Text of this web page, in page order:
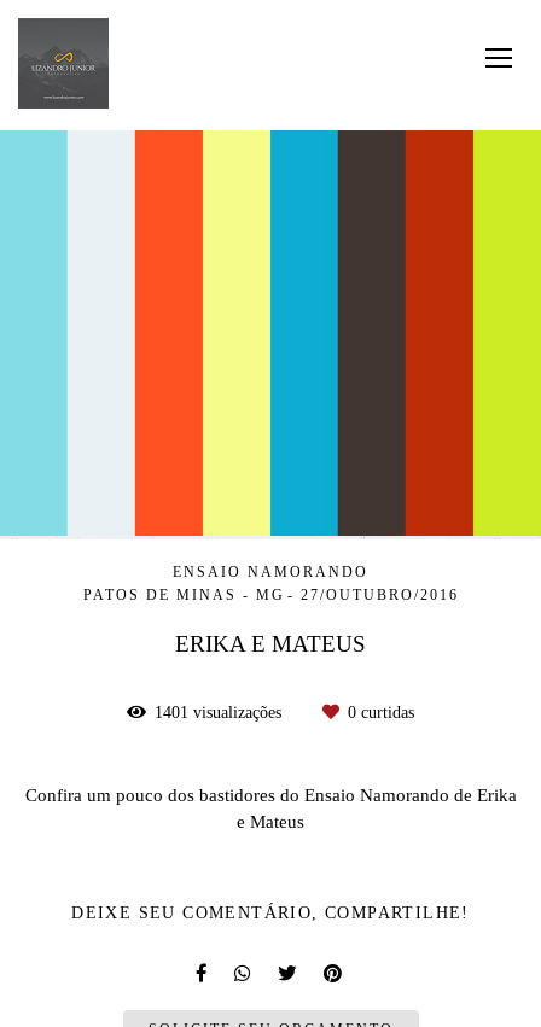
ENSAIO NAMORANDO
PATOS DE MINAS - MG
27/OUTUBRO/2016
ERIKA E MATEUS
1401 visualizações 0 curtidas
Confira um pouco dos bastidores do Ensaio Namorando de Erika
e Mateus
DEIXE SEU COMENTÁRIO, COMPARTILHE!